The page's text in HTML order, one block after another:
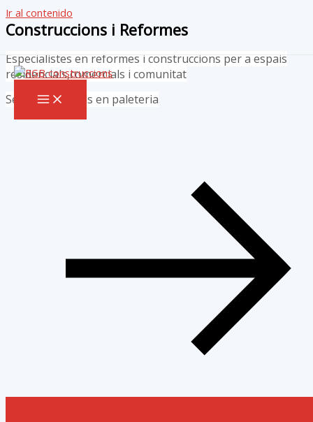
Ir al contenido
Construccions i Reformes
Especialistes en reformes i construccions per a espais
residencials,comercials i comunitat
Serveis integrals en paleteria